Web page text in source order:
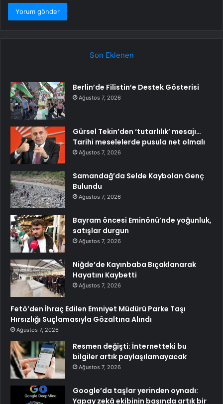
Son Eklenen
Berlin’de Filistin’e Destek Gösterisi
Ağustos 7, 2026
Gürsel Tekin’den ‘tutarlılık’ mesajı…
Tarihi meselelerde pusula net olmalı
Ağustos 7, 2026
Samandağ’da Selde Kaybolan Genç
Bulundu
Ağustos 7, 2026
Bayram öncesi Eminönü’nde yoğunluk,
satışlar durgun
Ağustos 7, 2026
Niğde’de Kayınbaba Bıçaklanarak
Hayatını Kaybetti
Ağustos 7, 2026
Fetö’den İhraç Edilen Emniyet Müdürü Parke Taşı
Hırsızlığı Suçlamasıyla Gözaltına Alındı
Ağustos 7, 2026
Resmen değişti: İnternetteki bu
bilgiler artık paylaşılamayacak
Ağustos 7, 2026
Google’da taşlar yerinden oynadı:
Yapay zekâ ekibinin başında artık bir